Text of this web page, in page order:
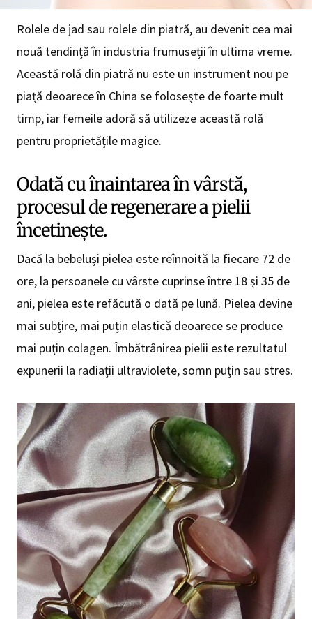
Rolele de jad sau rolele din piatră, au devenit cea mai
nouă tendință în industria frumuseții în ultima vreme.
Această rolă din piatră nu este un instrument nou pe
piață deoarece în China se folosește de foarte mult
timp, iar femeile adoră să utilizeze această rolă
pentru proprietățile magice.
Odată cu înaintarea în vârstă,
procesul de regenerare a pielii
încetinește.
Dacă la bebeluși pielea este reînnoită la fiecare 72 de
ore, la persoanele cu vârste cuprinse între 18 și 35 de
ani, pielea este refăcută o dată pe lună. Pielea devine
mai subțire, mai puțin elastică deoarece se produce
mai puțin colagen. Îmbătrânirea pielii este rezultatul
expunerii la radiații ultraviolete, somn puțin sau stres.